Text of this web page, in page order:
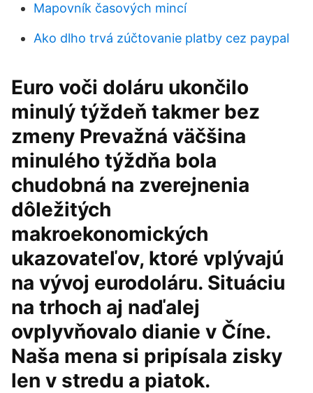
Mapovník časových mincí
Ako dlho trvá zúčtovanie platby cez paypal
Euro voči doláru ukončilo
minulý týždeň takmer bez
zmeny Prevažná väčšina
minulého týždňa bola
chudobná na zverejnenia
dôležitých
makroekonomických
ukazovateľov, ktoré vplývajú
na vývoj eurodoláru. Situáciu
na trhoch aj naďalej
ovplyvňovalo dianie v Číne.
Naša mena si pripísala zisky
len v stredu a piatok.